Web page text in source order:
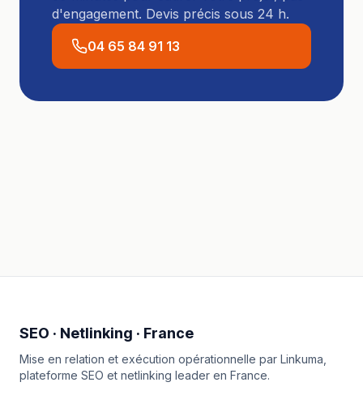
d'engagement. Devis précis sous 24 h.
04 65 84 91 13
SEO · Netlinking · France
Mise en relation et exécution opérationnelle par Linkuma
plateforme SEO et netlinking leader en France.